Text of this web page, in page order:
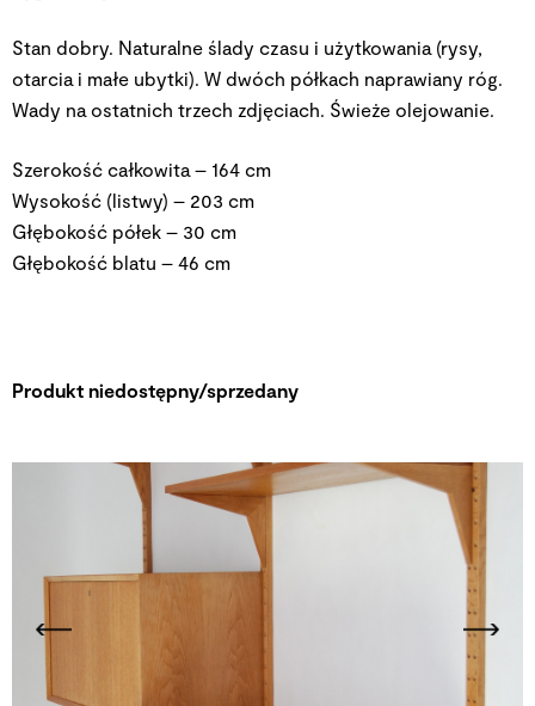
Stan dobry. Naturalne ślady czasu i użytkowania (rysy,
otarcia i małe ubytki). W dwóch półkach naprawiany róg.
Wady na ostatnich trzech zdjęciach. Świeże olejowanie.
Szerokość całkowita – 164 cm
Wysokość (listwy) – 203 cm
Głębokość półek – 30 cm
Głębokość blatu – 46 cm
Produkt niedostępny/sprzedany